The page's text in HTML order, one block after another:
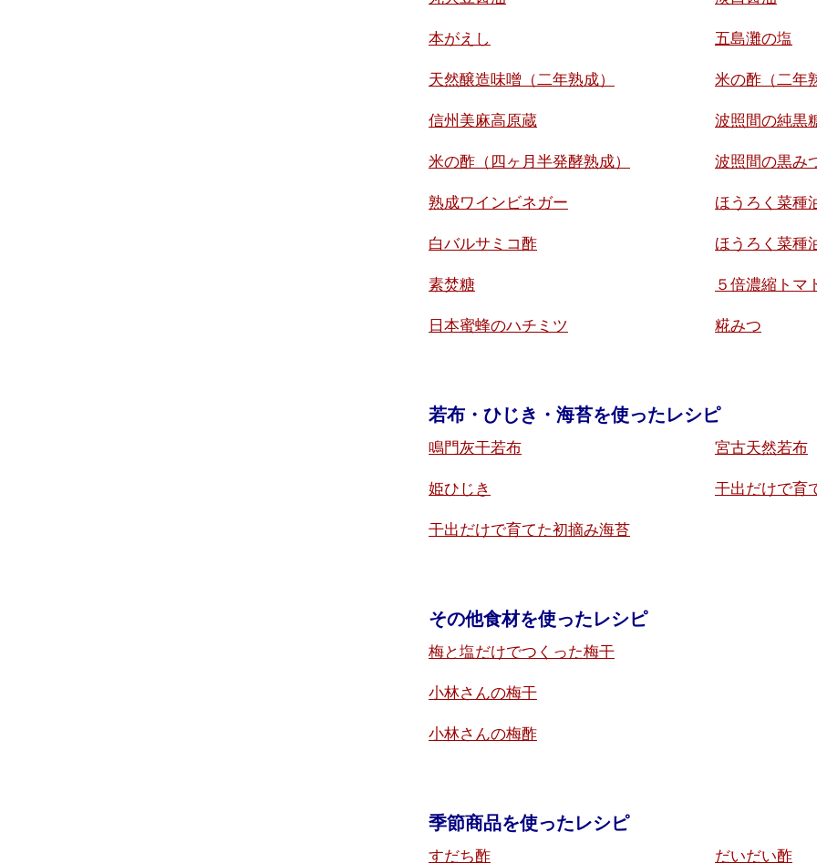
本がえし
天然醸造味噌（二年熟成）
信州美麻高原蔵
米の酢（四ヶ月半発酵熟成）
熟成ワインビネガー
白バルサミコ酢
素焚糖
日本蜜蜂のハチミツ
五島灘の塩
米の酢（二年
波照間の純黒
波照間の黒み
ほうろく菜
ほうろく菜
５倍濃縮トマ
糀みつ
若布・ひじき・海苔を使ったレシピ
鳴門灰干若布
姫ひじき
干出だけで育てた初摘み海苔
宮古天然若布
干出だけで育
その他食材を使ったレシピ
梅と塩だけでつくった梅干
小林さんの梅干
小林さんの梅酢
季節商品を使ったレシピ
すだち酢 だいだい酢